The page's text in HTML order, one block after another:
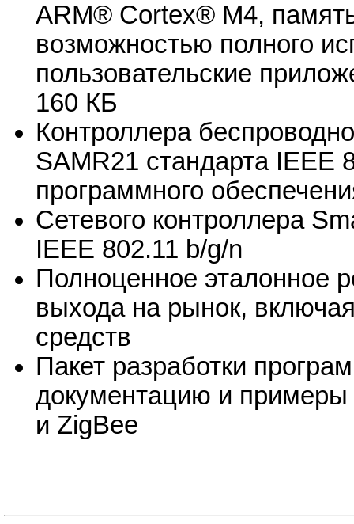
ARM® Cortex® M4,
возможностью полного
пользовательские
160 КБ
Контроллера
SAMR21 стандарта IEEE
программного
Сетевого контроллера
IEEE 802.11 b/g/n
Полноценное
выхода на рынок,
средств
Пакет разработки
документацию и примеры
и ZigBee